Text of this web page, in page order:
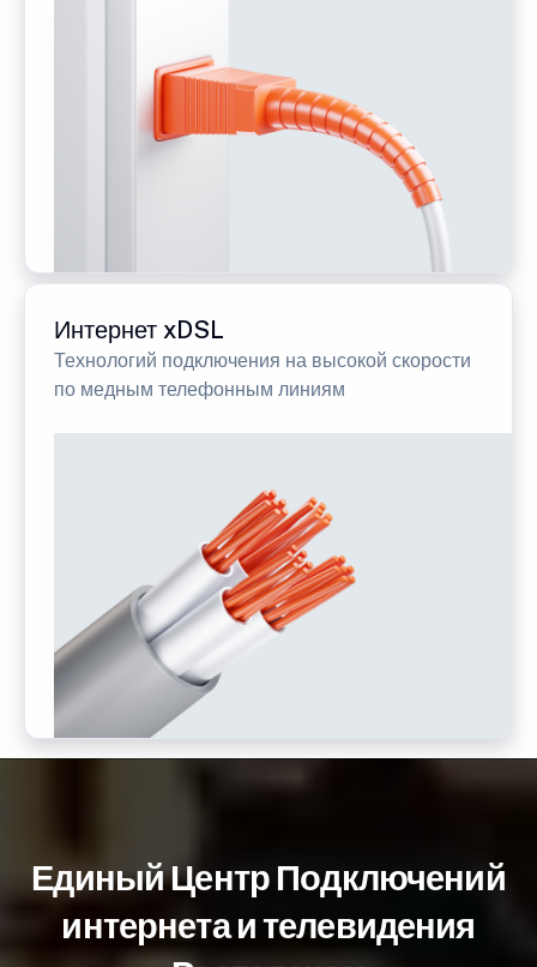
Интернет xDSL
Технологий подключения на высокой скорости
по медным телефонным линиям
Единый Центр Подключений
интернета и телевидения